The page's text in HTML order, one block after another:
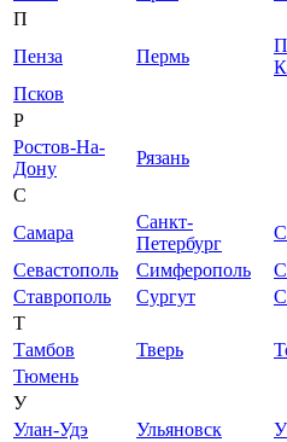
П
Пенза
Пермь
Псков
Р
Ростов-На-
Дону
Рязань
С
Самара
Санкт-
Петербург
Севастополь
Симферополь
Ставрополь
Сургут
Т
Тамбов
Тверь
Тюмень
У
Улан-Удэ
Ульяновск